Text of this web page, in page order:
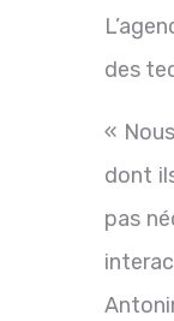
des
«
dont
pas